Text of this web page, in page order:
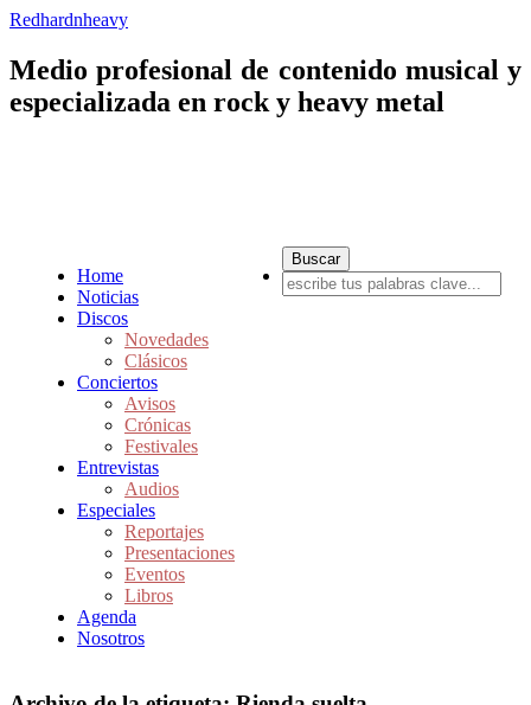
Redhardnheavy
Medio profesional de contenido musical y
especializada en rock y heavy metal
Home
Noticias
Discos
Novedades
Clásicos
Conciertos
Avisos
Crónicas
Festivales
Entrevistas
Audios
Especiales
Reportajes
Presentaciones
Eventos
Libros
Agenda
Nosotros